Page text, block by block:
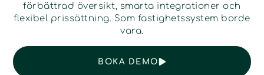
förbättrad översikt, smarta integrationer och
flexibel prissättning. Som fastighetssystem borde
vara.
BOKA DEMO